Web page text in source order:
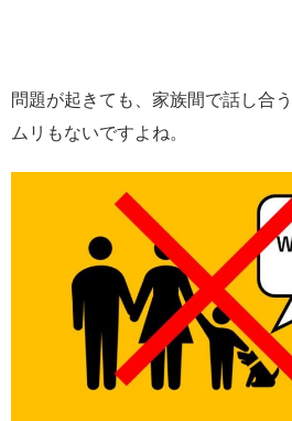
問題が起きても、家族間で話し合
ムリもないですよね。